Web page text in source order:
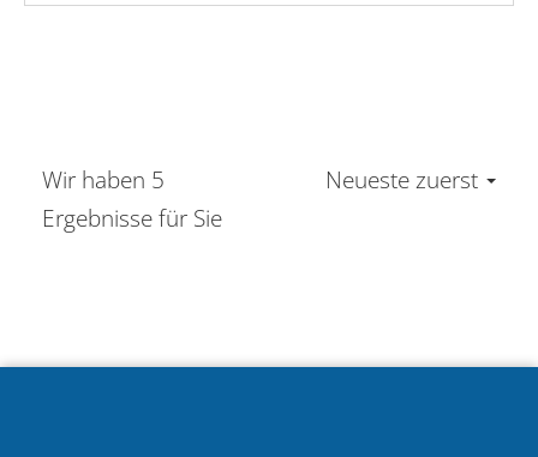
Wir haben 5
Ergebnisse für Sie
Neueste zuerst